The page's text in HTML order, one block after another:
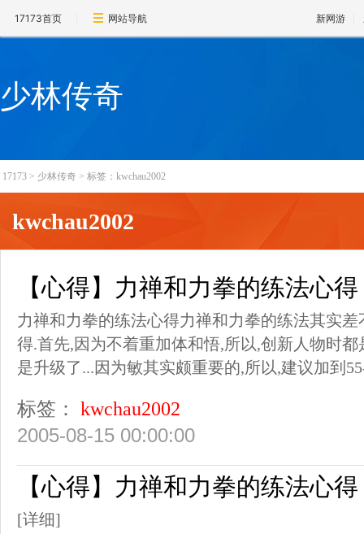
17173首页 网站导航 新网游
少林传奇
17173 > 少林传奇 > 标签：kwchau2002
kwchau2002
【心得】力禅和力拳的练法心得
力禅和力拳的练法心得力禅和力拳的练法其实
得.首先,因为不着重加体和悟,所以,创新人物时都
是升级了...因为敏其实颇重要的,所以,建议加到
标签：
kwchau2002
2005-08-15 00:00:00
【心得】力禅和力拳的练法心得
[详细]